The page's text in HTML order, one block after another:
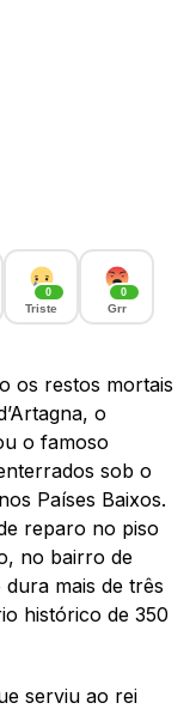
0
Triste
0
Grr
os restos mortais
o
o famoso
sob o
Países Baixos.
reparo no piso
no bairro de
mais de três
histórico de 350
serviu ao rei